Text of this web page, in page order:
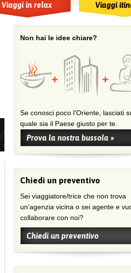
Viaggi in relax Viaggi
Non hai le idee chiare?
Se conosci poco l'Oriente, lasciati
quale sia il Paese giusto per te.
Prova la nostra bussola »
Chiedi un preventivo
Sei viaggiatore/trice che non trova
un’agenzia vicina o sei agente e
collaborare con noi?
Chiedi un preventivo